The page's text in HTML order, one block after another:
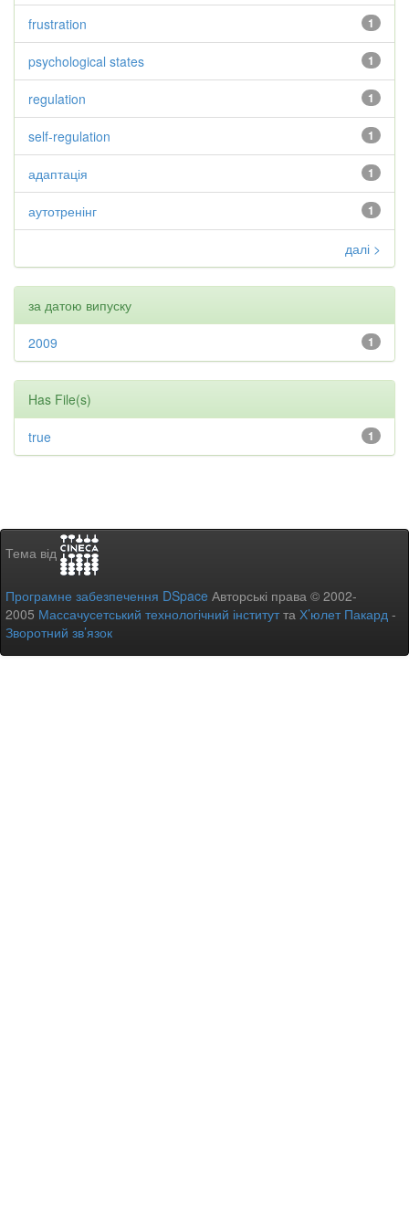
1
frustration
1
psychological states
1
regulation
1
self-regulation
1
адаптація
1
аутотренінг
далі >
за датою випуску
1
2009
Has File(s)
1
true
Тема від
Програмне забезпечення DSpace Авторські права © 2002-
2005 Массачусетський технологічний інститутта Х’юлет Пакард -
Зворотний зв’язок